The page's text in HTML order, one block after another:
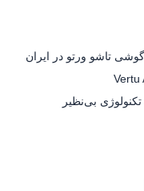
تاشو ورتو در ایران